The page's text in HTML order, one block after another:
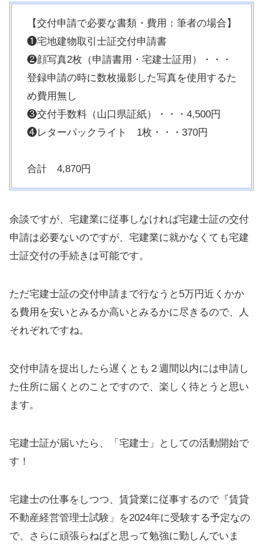
【交付申請で必要な書類・費用：筆者の場合】
❶宅地建物取引士証交付申請書
❷顔写真2枚（申請書用・宅建士証用）・・・
登録申請の時に数枚撮影した写真を使用するた
め費用無し
❸交付手数料（山口県証紙）・・・4,500円
❹レターパックライト 1枚・・・370円
合計 4,870円
余談ですが、宅建業に従事しなければ宅建士証の交付
申請は必要ないのですが、宅建業に就かなくても宅建
士証交付の手続きは可能です。
ただ宅建士証の交付申請まで行なうと5万円近くかか
る費用を安いとみるか高いとみるかに尽きるので、人
それぞれですね。
交付申請を提出したら遅くとも２週間以内には申請し
た住所に届くとのことですので、楽しく待とうと思い
ます。
宅建士証が届いたら、「宅建士」としての活動開始で
す！
宅建士の仕事をしつつ、賃貸業に従事するので『賃貸
不動産経営管理士試験」を2024年に受験する予定なの
で、さらに頑張らねばと思って勉強に勤しんでいま